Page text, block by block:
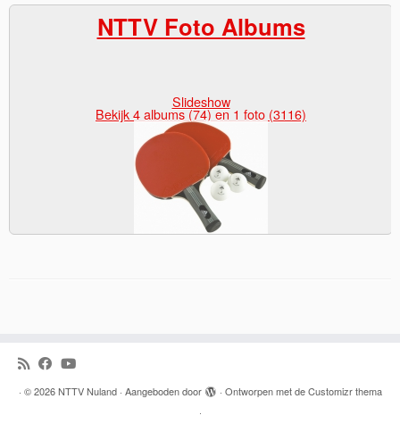
NTTV Foto Albums
Slideshow
Bekijk 4 albums (74) en 1 foto (3116)
· © 2026 NTTV Nuland· Aangeboden door · Ontworpen met deCustomizr thema
·